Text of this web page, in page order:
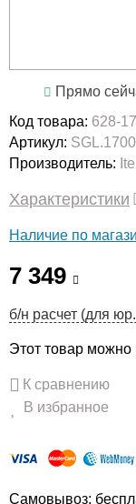
Прямо
Код товара: 628-
Артикул:
Производитель:
Характеристики
Наличие по
7 349
б/н расчет (для
Этот товар можно
К сравнению
В избранное
Самовывоз: